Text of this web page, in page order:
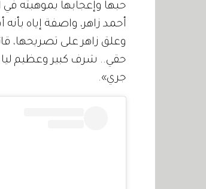
حبها وإعجابها بموهبته
أحمد زاهر، واصفة إياه
وعلق زاهر على تصريحها،
حقي.. شرف كبير وعظيم ليا
جري».